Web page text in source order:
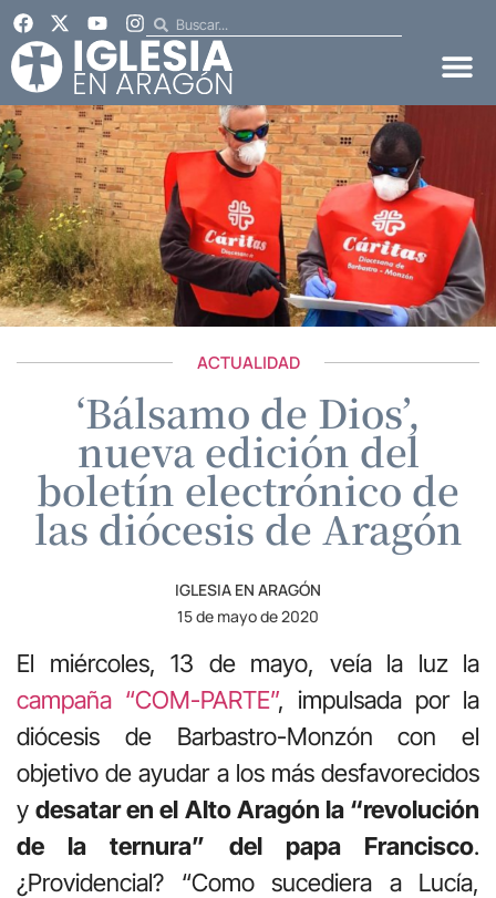
ACTUALIDAD
‘Bálsamo de Dios’,
nueva edición del
boletín electrónico de
las diócesis de Aragón
IGLESIA EN ARAGÓN
15 de mayo de 2020
El miércoles, 13 de mayo, veía la luz la
campaña “COM-PARTE”, impulsada por la
diócesis de Barbastro-Monzón con el
objetivo de ayudar a los más desfavorecidos
ydesatar en el Alto Aragón la “revolución
de la ternura” del papa Francisco.
¿Providencial? “Como sucediera a Lucía,